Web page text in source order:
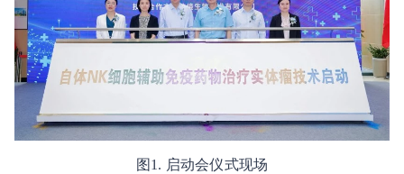
图1. 启动会仪式现场